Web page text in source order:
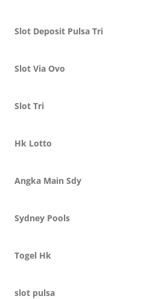
Slot Deposit Pulsa Tri
Slot Via Ovo
Slot Tri
Hk Lotto
Angka Main Sdy
Sydney Pools
Togel Hk
slot pulsa